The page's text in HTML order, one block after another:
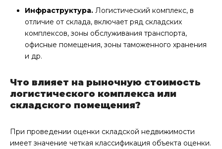
Инфраструктура. Логистический комплекс, в
отличие от склада, включает ряд складских
комплексов, зоны обслуживания транспорта,
офисные помещения, зоны таможенного хранения
и др.
Что влияет на рыночную стоимость
логистического комплекса или
складского помещения?
При проведении оценки складской недвижимости
имеет значение четкая классификация объекта оценки.